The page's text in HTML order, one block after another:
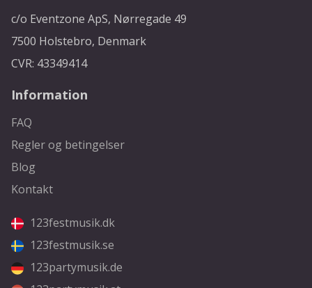
c/o Eventzone ApS, Nørregade 49
7500 Holstebro, Denmark
CVR: 43349414
Information
FAQ
Regler og betingelser
Blog
Kontakt
123festmusik.dk
123festmusik.se
123partymusik.de